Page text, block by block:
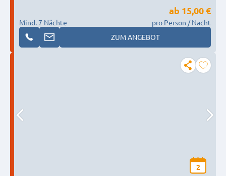
Mind. 7 Nächte
ab 15,00 €
pro Person / Nacht
ZUM ANGEBOT
2